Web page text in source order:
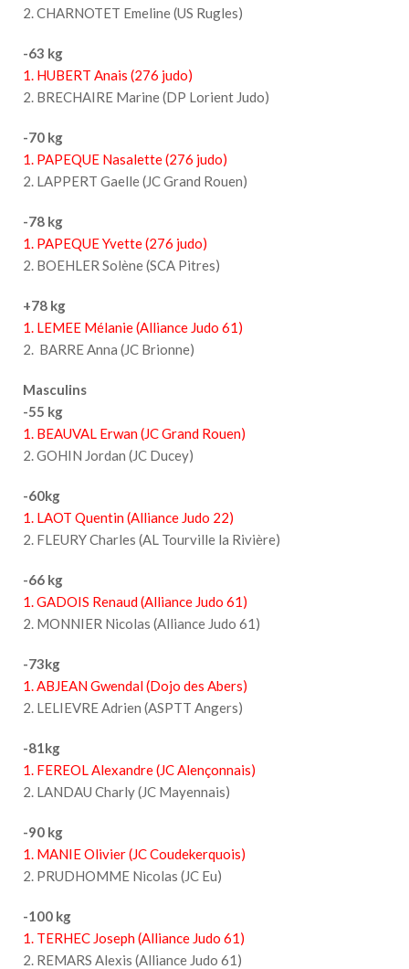
2. CHARNOTET Emeline (US Rugles)
-63 kg
1. HUBERT Anais (276 judo)
2. BRECHAIRE Marine (DP Lorient Judo)
-70 kg
1. PAPEQUE Nasalette (276 judo)
2. LAPPERT Gaelle (JC Grand Rouen)
-78 kg
1. PAPEQUE Yvette (276 judo)
2. BOEHLER Solène (SCA Pitres)
+78 kg
1. LEMEE Mélanie (Alliance Judo 61)
2. BARRE Anna (JC Brionne)
Masculins
-55 kg
1. BEAUVAL Erwan (JC Grand Rouen)
2. GOHIN Jordan (JC Ducey)
-60kg
1. LAOT Quentin (Alliance Judo 22)
2. FLEURY Charles (AL Tourville la Rivière)
-66 kg
1. GADOIS Renaud (Alliance Judo 61)
2. MONNIER Nicolas (Alliance Judo 61)
-73kg
1. ABJEAN Gwendal (Dojo des Abers)
2. LELIEVRE Adrien (ASPTT Angers)
-81kg
1. FEREOL Alexandre (JC Alençonnais)
2. LANDAU Charly (JC Mayennais)
-90 kg
1. MANIE Olivier (JC Coudekerquois)
2. PRUDHOMME Nicolas (JC Eu)
-100 kg
1. TERHEC Joseph (Alliance Judo 61)
2. REMARS Alexis (Alliance Judo 61)